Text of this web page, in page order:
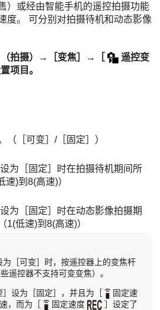
）或经由智能手机的遥控拍摄功能
度。 可分别对拍摄待机和动态影像
（拍摄）→ ［变焦］ →
遥控变
项目。
（ ［可变］ /［固定］ ）
设为 ［固定］
时在拍摄待机期间所
速)到 8(高速)）
设为 ［固定］
时在动态影像拍摄期
1(低速)到 8(高速)）
为 ［可变］
时，按遥控器上的变焦杆
遥控器不支持可变变焦）。
设为 ［固定］ ，并且为
固定速
，而为 固定速度 ］ 设定了